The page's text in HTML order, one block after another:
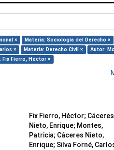
× Materia: Sociología del Derecho ×
× Materia: Derecho Civil ×
Autor:
Fix Fierro, Héctor ×
Fix Fierro, Héctor; Cáceres
Nieto, Enrique; Montes,
Patricia; Cáceres Nieto,
Enrique; Silva Forné,